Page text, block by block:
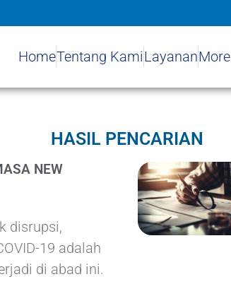
HomeTentang KamiLayananMore
HASIL PENCARIAN
NEW
disrupsi,
19 adalah
di abad ini.